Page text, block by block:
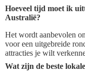
Hoeveel tijd moet ik
Australië?
Het wordt aanbevolen
voor een uitgebreide
attracties je wilt
Wat zijn de beste